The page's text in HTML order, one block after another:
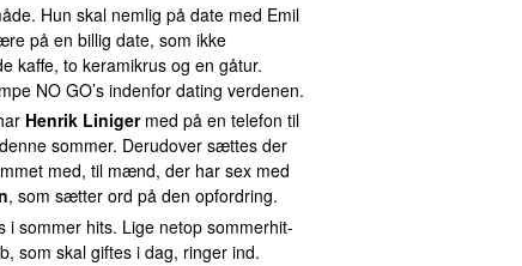
Hun skal nemlig på date med Emil
på en billig date, som ikke
kaffe, to keramikrus og en gåtur.
NO GO’s indenfor dating verdenen.
Henrik Linigermed på en telefon til
sommer. Derudover sættes der
med, til mænd, der har sex med
, som sætter ord på den opfordring.
i sommer hits. Lige netop sommerhit-
som skal giftes i dag, ringer ind.